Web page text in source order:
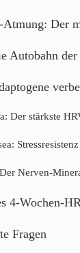
Der
Autobahn
Der stärkste
Nerven-
4-Wochen-
Fragen